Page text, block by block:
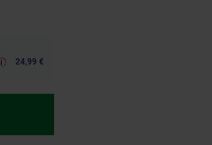
24,99 €